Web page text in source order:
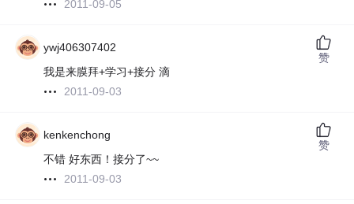
2011-09-05
ywj406307402
我是来膜拜+学习+接分 滴
2011-09-03
赞
kenkenchong
不错 好东西！接分了~~
2011-09-03
赞